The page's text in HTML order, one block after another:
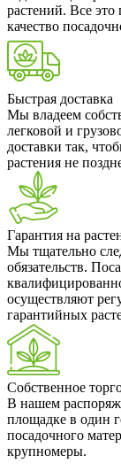
растений. Все это
качество
Быстрая доставка
Мы владеем
легковой и
доставки так,
растения не
Гарантия на
Мы тщательно
обязательств.
осуществляют
гарантийных
Собственное
В нашем
площадке в один
посадочного
крупномеры.